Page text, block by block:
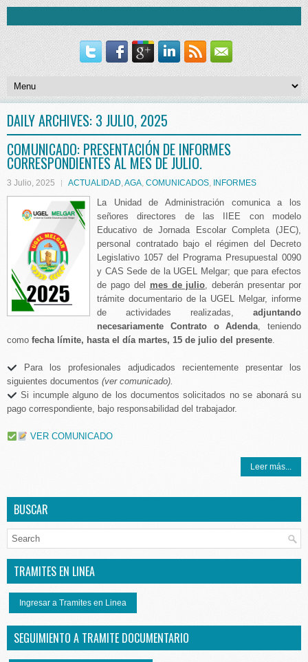
DAILY ARCHIVES: 3 JULIO, 2025
COMUNICADO: PRESENTACIÓN DE INFORMES
CORRESPONDIENTES AL MES DE JULIO.
3 Julio, 2025 ACTUALIDAD,AGA, COMUNICADOS, INFORMES
La Unidad de Administración comunica a los
señores directores de las IIEE con modelo
Educativo de Jornada Escolar Completa (JEC),
personal contratado bajo el régimen del Decreto
Legislativo 1057 del Programa Presupuestal 0090
y CAS Sede de la UGEL Melgar; que para efectos
de pago del mes de julio, deberán presentar por
trámite documentario de la UGEL Melgar, informe
de actividades realizadas, adjuntando
necesariamente Contrato o Adenda, teniendo
como fecha límite, hasta el día martes, 15 de julio del presente.
Para los profesionales adjudicados recientemente presentar los
siguientes documentos (ver comunicado).
Si incumple alguno de los documentos solicitados no se abonará su
pago correspondiente, bajo responsabilidad del trabajador.
VER COMUNICADO
Leer más...
BUSCAR
TRAMITES EN LINEA
Ingresar a Tramites en Linea
SEGUIMIENTO A TRAMITE DOCUMENTARIO